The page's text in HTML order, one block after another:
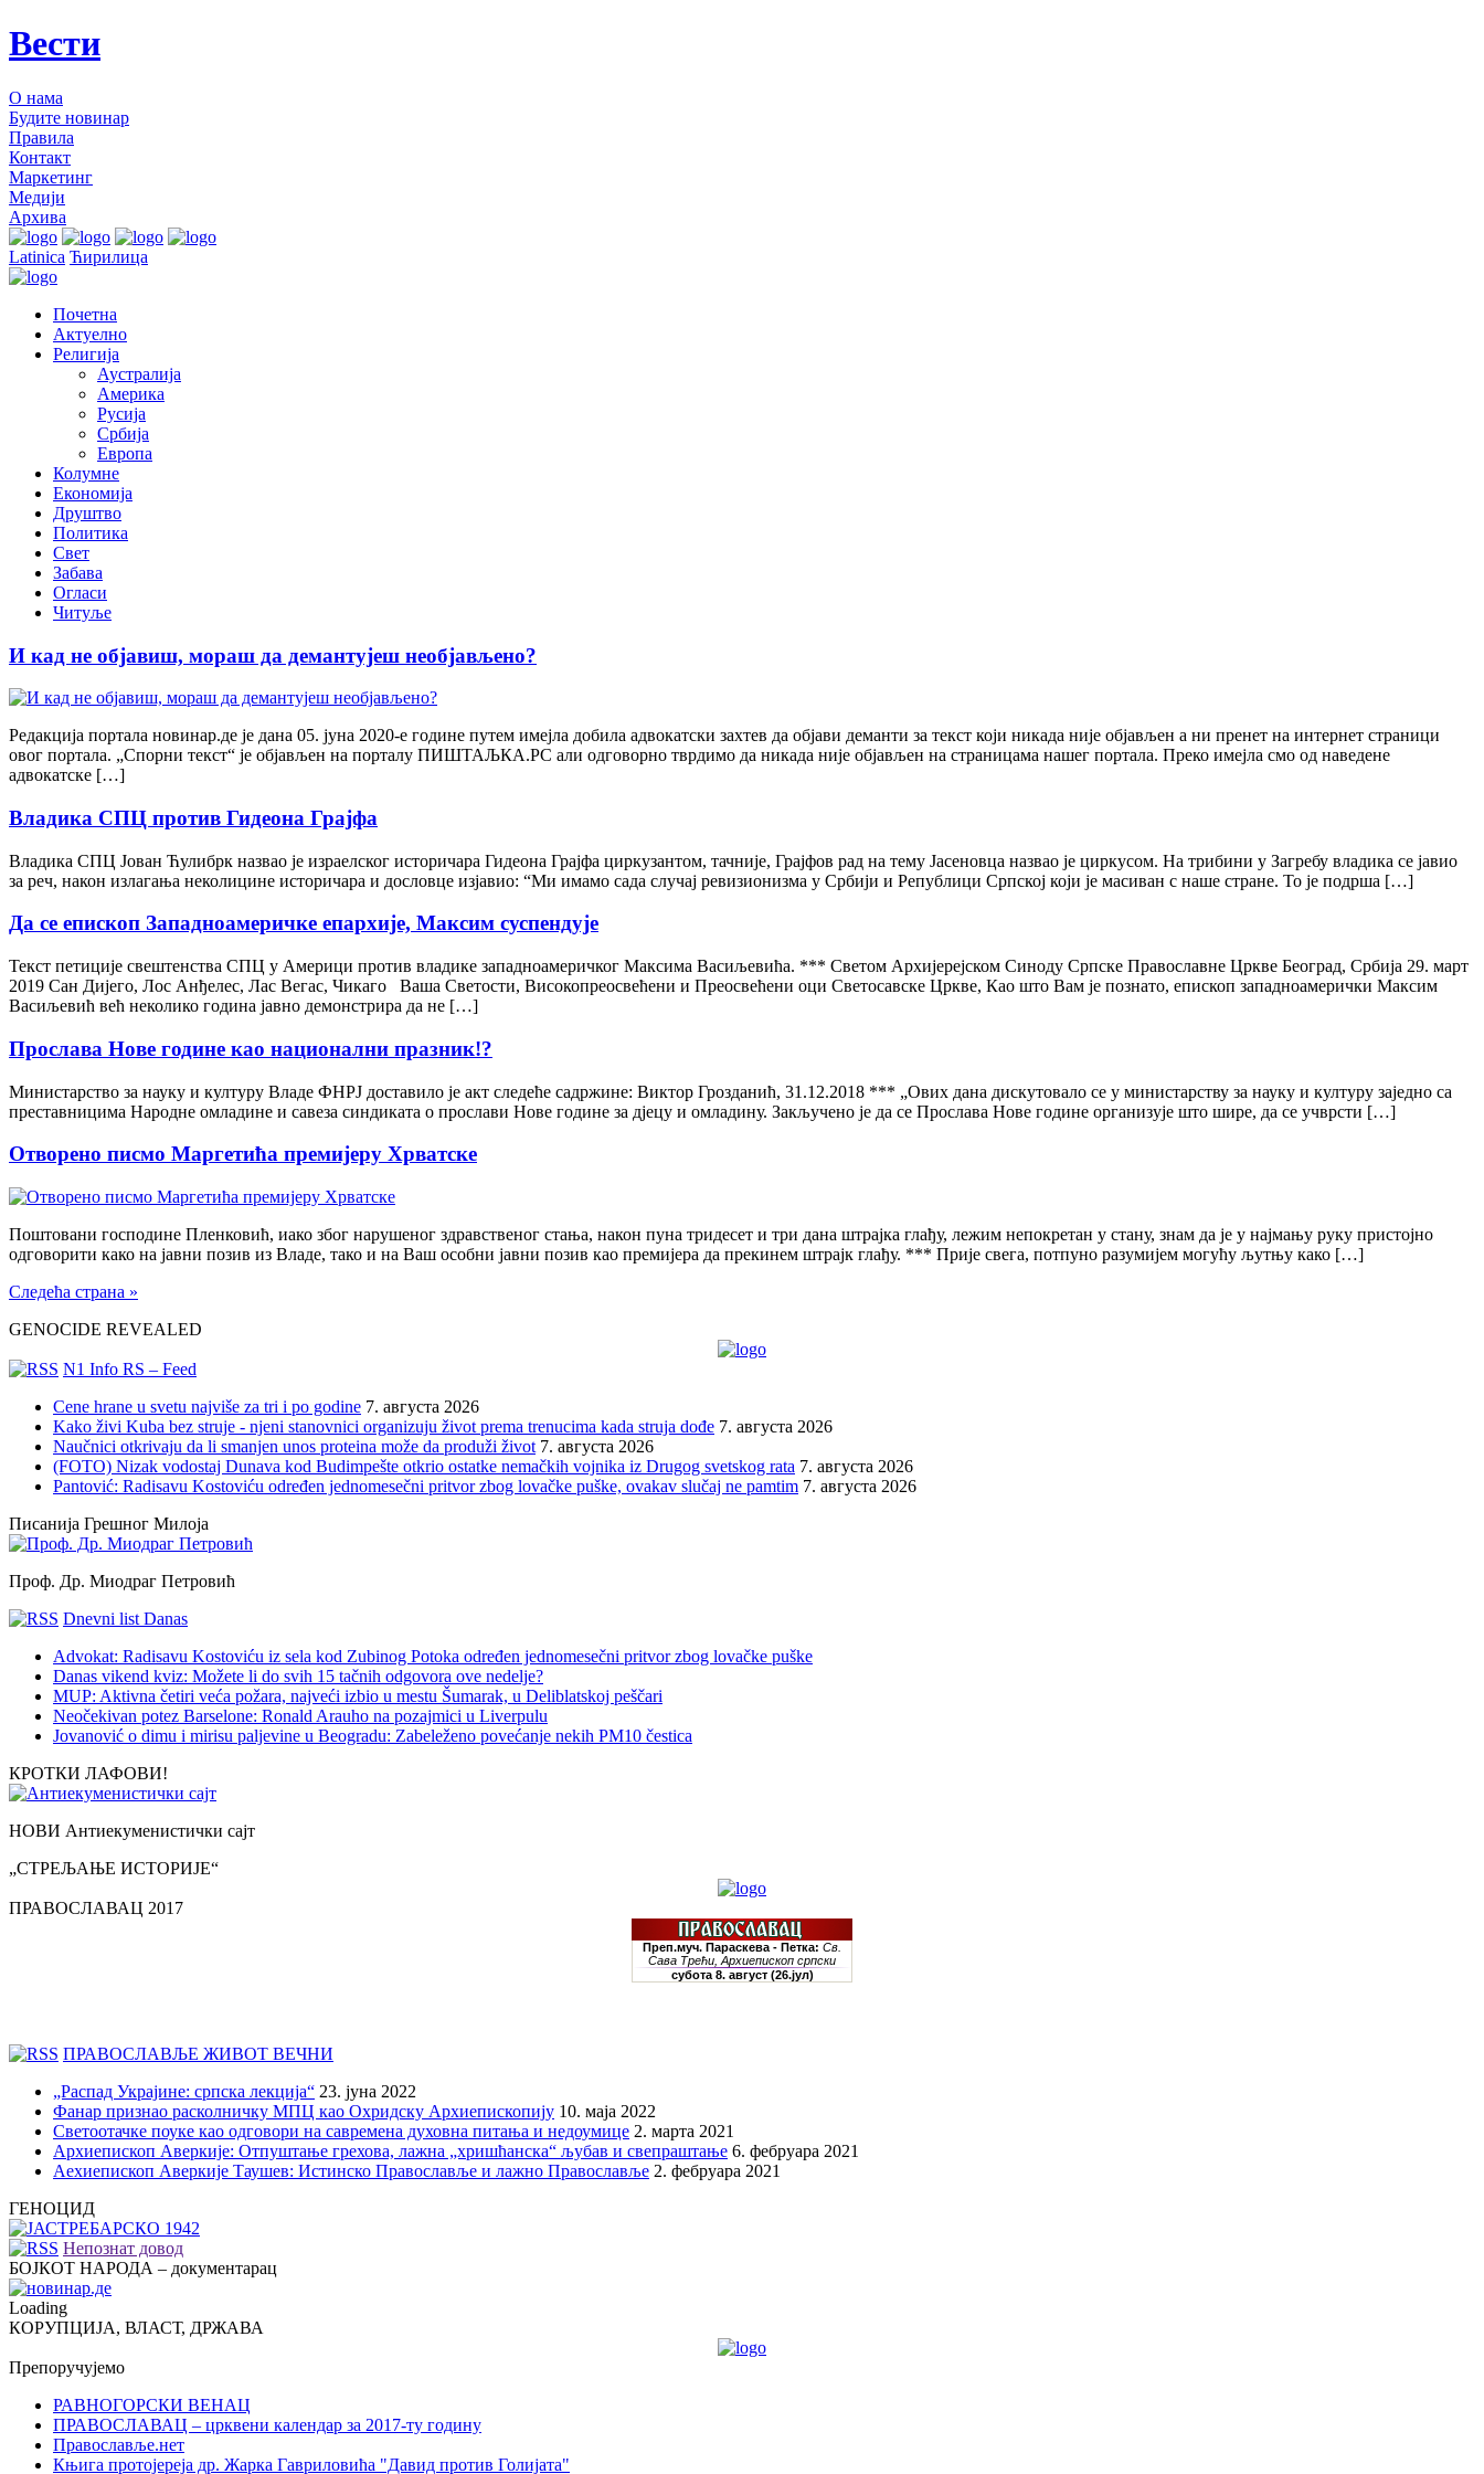
Вести
О нама
Будите новинар
Правила
Контакт
Маркетинг
Медији
Архива
Latinica Ћирилица
Почетна
Актуелно
Религија
Аустралија
Америка
Русија
Србија
Европа
Колумне
Економија
Друштво
Политика
Свет
Забава
Огласи
Читуље
И кад не објавиш, мораш да демантујеш необјављено?
Редакција портала новинар.де је дана 05. јуна 2020-е године путем имејла добила адвокатски захтев да објави деманти за текст који никада није објављен а ни пренет на интернет страници
овог портала. „Спорни текст“ је објављен на порталу ПИШТАЉКА.РС али одговорно тврдимо да никада није објављен на страницама нашег портала. Преко имејла смо од наведене
адвокатске […]
Владика СПЦ против Гидеона Грајфа
Владика СПЦ Јован Ћулибрк назвао је израелског историчара Гидеона Грајфа циркузантом, тачније, Грајфов рад на тему Јасеновца назвао је циркусом. На трибини у Загребу владика се јавио
за реч, након излагања неколицине историчара и дословце изјавио: “Ми имамо сада случај ревизионизма у Србији и Републици Српској који је масиван с наше стране. То је подрша […]
Да се епископ Западноамеричке епархије, Максим суспендује
Текст петиције свештенства СПЦ у Америци против владике западноамеричког Максима Васиљевића. *** Светом Архијерејском Синоду Српске Православне Цркве Београд, Србија 29. март
2019 Сан Дијего, Лос Анђелес, Лас Вегас, Чикаго Вашa Светости, Високопреосвећени и Преосвећени оци Светосавске Цркве, Као што Вам је познато, епископ западноамерички Максим
Васиљевић већ неколико година јавно демонстрира да не […]
Прослава Нове године као национални празник!?
Министарство за науку и културу Владе ФНРЈ доставило је акт следеће садржине: Виктор Грозданић, 31.12.2018 *** „Ових дана дискутовало се у министарству за науку и културу заједно са
преставницима Народне омладине и савеза синдиката о прослави Нове године за дјецу и омладину. Закључено је да се Прослава Нове године организује што шире, да се учврсти […]
Отворено писмо Маргетића премијеру Хрватске
Поштовани господине Пленковић, иако због нарушеног здравственог стања, након пуна тридесет и три дана штрајка глађу, лежим непокретан у стану, знам да је у најмању руку пристојно
одговорити како на јавни позив из Владе, тако и на Ваш особни јавни позив као премијера да прекинем штрајк глађу. *** Прије свега, потпуно разумијем могућу љутњу како […]
Следећа страна »
GENOCIDE REVEALED
N1 Info RS – Feed
Cene hrane u svetu najviše za tri i po godine 7. августа 2026
Kako živi Kuba bez struje - njeni stanovnici organizuju život prema trenucima kada struja dođe 7. августа 2026
Naučnici otkrivaju da li smanjen unos proteina može da produži život 7. августа 2026
(FOTO) Nizak vodostaj Dunava kod Budimpešte otkrio ostatke nemačkih vojnika iz Drugog svetskog rata 7. августа 2026
Pantović: Radisavu Kostoviću određen jednomesečni pritvor zbog lovačke puške, ovakav slučaj ne pamtim 7. августа 2026
Писанија Грешног Милоја
Проф. Др. Миодраг Петровић
Dnevni list Danas
Advokat: Radisavu Kostoviću iz sela kod Zubinog Potoka određen jednomesečni pritvor zbog lovačke puške
Danas vikend kviz: Možete li do svih 15 tačnih odgovora ove nedelje?
MUP: Aktivna četiri veća požara, najveći izbio u mestu Šumarak, u Deliblatskoj peščari
Neočekivan potez Barselone: Ronald Arauho na pozajmici u Liverpulu
Jovanović o dimu i mirisu paljevine u Beogradu: Zabeleženo povećanje nekih PM10 čestica
КРОТКИ ЛАФОВИ!
НОВИ Антиекуменистички сајт
„СТРЕЉАЊЕ ИСТОРИЈЕ“
ПРАВОСЛАВАЦ 2017
ПРАВОСЛАВЉЕ ЖИВОТ ВЕЧНИ
„Распад Украјине: српска лекција“ 23. јуна 2022
Фанар признао расколничку МПЦ као Охридску Архиепископију 10. маја 2022
Светоотачке поуке као одговори на савремена духовна питања и недоумице 2. марта 2021
Архиепископ Аверкије: Отпуштање грехова, лажна „хришћанска“ љубав и свепраштање 6. фебруара 2021
Аехиепископ Аверкије Таушев: Истинско Православље и лажно Православље 2. фебруара 2021
ГЕНОЦИД
Непознат довод
БОЈКОТ НАРОДА – документарац
Loading
КОРУПЦИЈА, ВЛАСТ, ДРЖАВА
Препоручујемо
РАВНОГОРСКИ ВЕНАЦ
ПРАВОСЛАВАЦ – црквени календар за 2017-ту годину
Православље.нет
Књига протојереја др. Жарка Гавриловића "Давид против Голијата"